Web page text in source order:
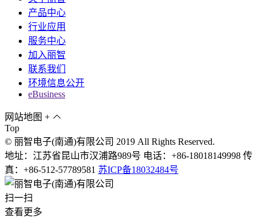
产品中心
行业应用
服务中心
加入丽智
联系我们
环境信息公开
eBusiness
网站地图 +
Top
© 丽智电子(南通)有限公司 2019 All Rights Reserved.
地址：江苏省昆山市汉浦路989号 电话：+86-18018149998 传
真：+86-512-57789581 苏ICP备18032484号
扫一扫
查看更多